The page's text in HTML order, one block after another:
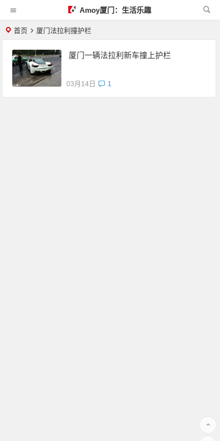
Amoy厦门：生活乐趣
首页 厦门法拉利撞护栏
厦门一辆法拉利新车撞上护栏
03月14日 1